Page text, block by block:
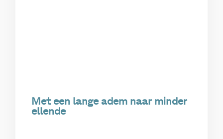
Met een lange adem naar minder
ellende